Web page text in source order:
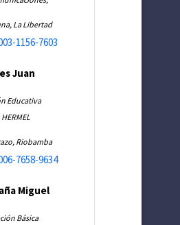
La Libertad
1156-7603
Juan
Educativa
Riobamba
7658-9634
Miguel
Básica